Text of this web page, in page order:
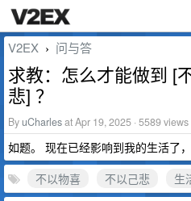
V2EX › 问与答
求教：怎么才能做到 [
悲] ？
ByuCharlesat Apr 19, 2025 · 5589 views
如题。 现在已经影响到我的生活了
不以物喜
不以己悲
生